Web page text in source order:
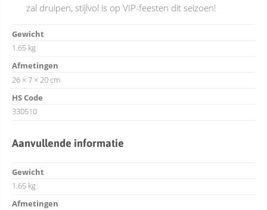
zal druipen, stijlvol is op VIP-feesten dit seizoen!
Gewicht
1.65 kg
Afmetingen
26 × 7 × 20 cm
HS Code
330510
Aanvullende informatie
Gewicht
1.65 kg
Afmetingen